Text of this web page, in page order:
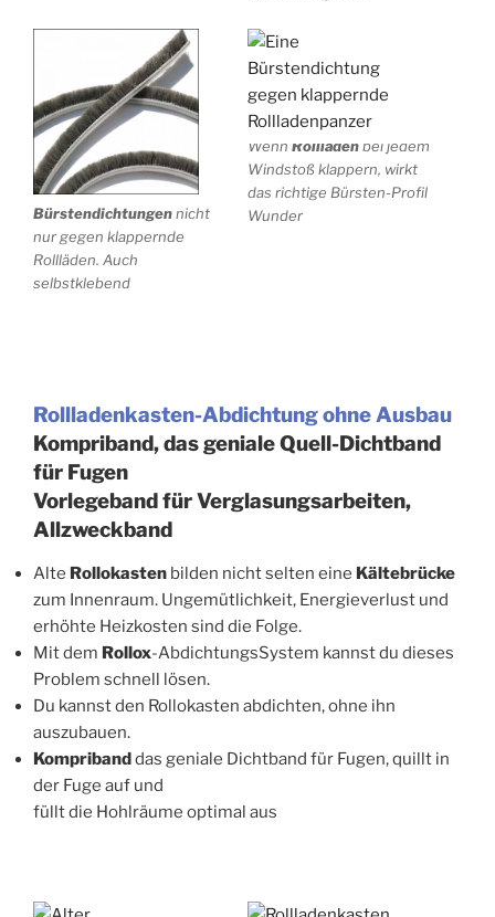
Bürstendichtungennicht
nur gegen klappernde
Rollläden. Auch
selbstklebend
Wenn Rolllädenbei jedem
Windstoß klappern, wirkt
das richtige Bürsten-Profil
Wunder
Rollladenkasten-Abdichtung ohne Ausbau
Kompriband, das geniale Quell-Dichtband
für Fugen
Vorlegeband für Verglasungsarbeiten,
Allzweckband
Alte Rollokasten bilden nicht selten eine Kältebrücke
zum Innenraum. Ungemütlichkeit, Energieverlust und
erhöhte Heizkosten sind die Folge.
Mit dem Rollox-AbdichtungsSystem kannst du dieses
Problem schnell lösen.
Du kannst den Rollokasten abdichten, ohne ihn
auszubauen.
Kompribanddas geniale Dichtband für Fugen, quillt in
der Fuge auf und
füllt die Hohlräume optimal aus